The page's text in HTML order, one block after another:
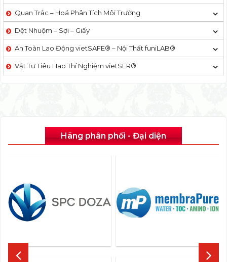
Quan Trắc – Hoá Phân Tích Môi Trường
Dệt Nhuộm – Sợi – Giấy
An Toàn Lao Động vietSAFE® – Nội Thất funiLAB®
Vật Tư Tiêu Hao Thí Nghiệm vietSER®
Hãng phân phối - Đại diện